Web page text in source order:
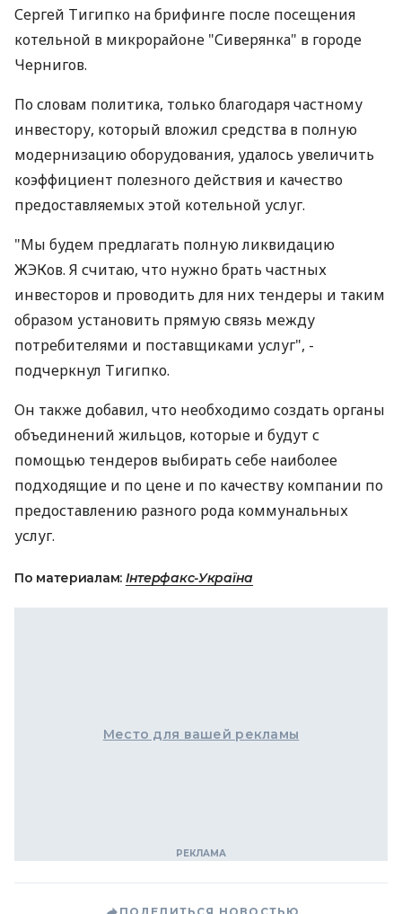
Сергей Тигипко на брифинге после посещения
котельной в микрорайоне "Сиверянка" в городе
Чернигов.
По словам политика, только благодаря частному
инвестору, который вложил средства в полную
модернизацию оборудования, удалось увеличить
коэффициент полезного действия и качество
предоставляемых этой котельной услуг.
"Мы будем предлагать полную ликвидацию
ЖЭКов. Я считаю, что нужно брать частных
инвесторов и проводить для них тендеры и таким
образом установить прямую связь между
потребителями и поставщиками услуг", -
подчеркнул Тигипко.
Он также добавил, что необходимо создать органы
объединений жильцов, которые и будут с
помощью тендеров выбирать себе наиболее
подходящие и по цене и по качеству компании по
предоставлению разного рода коммунальных
услуг.
По материалам: Інтерфакс-Україна
Место для вашей рекламы